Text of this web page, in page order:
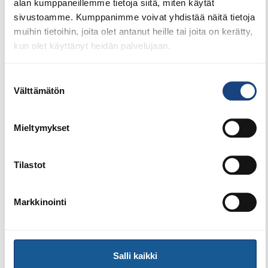
alan kumppaneillemme tietoja siitä, miten käytät
sivustoamme. Kumppanimme voivat yhdistää näitä tietoja
muihin tietoihin, joita olet antanut heille tai joita on kerätty,
kun olet käyttänyt heidän palvelujaan.
valinta
Välttämätön
Mieltymykset
Tilastot
Markkinointi
Salli kaikki
Tuomariraportti Swedish A-Judo/VI
Open 2026, 14.-17.5.2026,